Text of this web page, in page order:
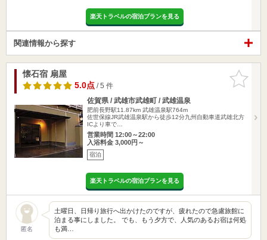
楽天トラベルの宿泊プランを見る
関連情報から探す
お気に入
りに追加
懐石宿 扇屋
5.0点/ 5 件
佐賀県 / 武雄市武雄町 / 武雄温泉
肥前長野駅11.87km 武雄温泉駅764m
佐世保線JR武雄温泉駅から徒歩12分九州自動車道武雄北方
ICより車で…
営業時間 12:00～22:00
入浴料金 3,000円～
宿泊
楽天トラベルの宿泊プランを見る
匿名
土曜日、日帰り旅行へ出かけたのですが、疲れたので急慮旅館に
泊まる事にしました。 でも、もう夕方で、人気のあるお宿は何処
も満…